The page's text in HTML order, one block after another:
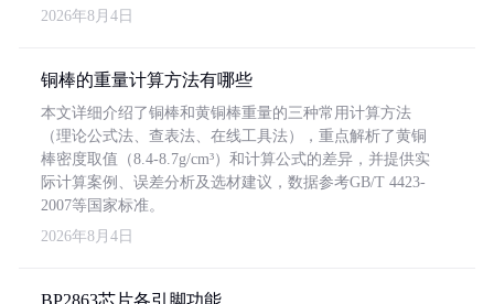
2026年8月4日
铜棒的重量计算方法有哪些
本文详细介绍了铜棒和黄铜棒重量的三种常用计算方法
（理论公式法、查表法、在线工具法），重点解析了黄铜
棒密度取值（8.4-8.7g/cm³）和计算公式的差异，并提供实
际计算案例、误差分析及选材建议，数据参考GB/T 4423-
2007等国家标准。
2026年8月4日
BP2863芯片各引脚功能